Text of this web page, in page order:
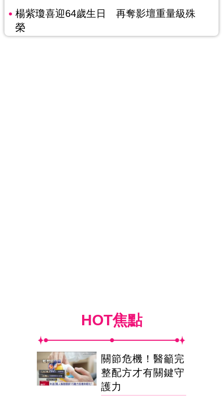
楊紫瓊喜迎64歲生日 再奪影壇重量級殊
榮
HOT焦點
關節危機！醫籲完
整配方才有關鍵守
護力